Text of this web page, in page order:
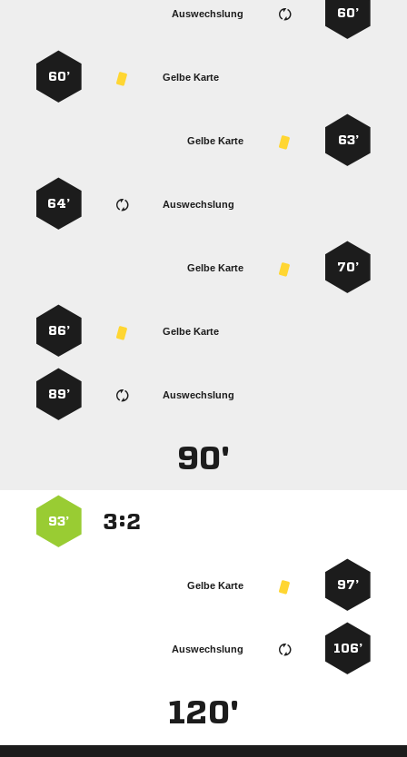
60’
Auswechslung
Gelbe Karte
60’
63’
Gelbe Karte
Auswechslung
64’
70’
Gelbe Karte
Gelbe Karte
86’
Auswechslung
89’
90'
:
93’
97’
Gelbe Karte
106’
Auswechslung
120'